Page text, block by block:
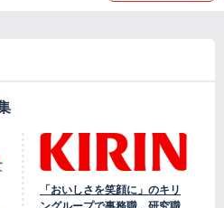
「おいしさを笑顔に」のキリ